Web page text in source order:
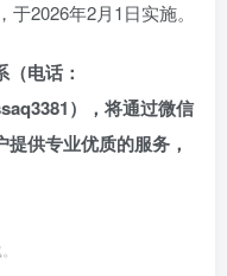
2026年2月1日实施。
电话：
），将通过微信
供专业优质的服务，